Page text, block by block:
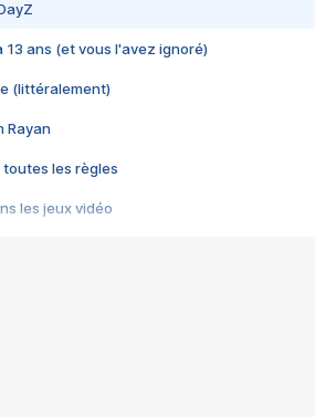
13 ans (et vous l'avez ignoré)
(littéralement)
Rayan
toutes les règles
les jeux vidéo